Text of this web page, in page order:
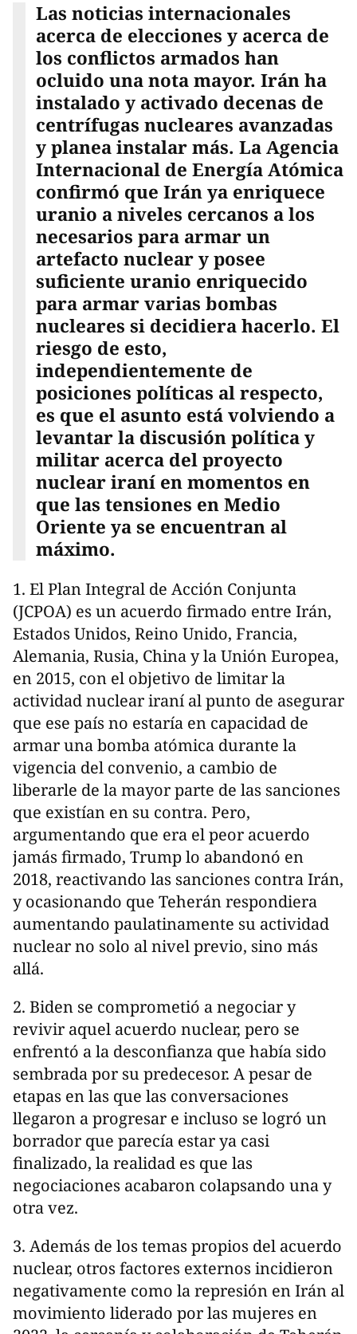
Las noticias internacionales
acerca de elecciones y acerca de
los conflictos armados han
ocluido una nota mayor. Irán ha
instalado y activado decenas de
centrífugas nucleares avanzadas
y planea instalar más. La Agencia
Internacional de Energía Atómica
confirmó que Irán ya enriquece
uranio a niveles cercanos a los
necesarios para armar un
artefacto nuclear y posee
suficiente uranio enriquecido
para armar varias bombas
nucleares si decidiera hacerlo. El
riesgo de esto,
independientemente de
posiciones políticas al respecto,
es que el asunto está volviendo a
levantar la discusión política y
militar acerca del proyecto
nuclear iraní en momentos en
que las tensiones en Medio
Oriente ya se encuentran al
máximo.
1. El Plan Integral de Acción Conjunta
(JCPOA) es un acuerdo firmado entre Irán,
Estados Unidos, Reino Unido, Francia,
Alemania, Rusia, China y la Unión Europea,
en 2015, con el objetivo de limitar la
actividad nuclear iraní al punto de asegurar
que ese país no estaría en capacidad de
armar una bomba atómica durante la
vigencia del convenio, a cambio de
liberarle de la mayor parte de las sanciones
que existían en su contra. Pero,
argumentando que era el peor acuerdo
jamás firmado, Trump lo abandonó en
2018, reactivando las sanciones contra Irán,
y ocasionando que Teherán respondiera
aumentando paulatinamente su actividad
nuclear no solo al nivel previo, sino más
allá.
2. Biden se comprometió a negociar y
revivir aquel acuerdo nuclear, pero se
enfrentó a la desconfianza que había sido
sembrada por su predecesor. A pesar de
etapas en las que las conversaciones
llegaron a progresar e incluso se logró un
borrador que parecía estar ya casi
finalizado, la realidad es que las
negociaciones acabaron colapsando una y
otra vez.
3. Además de los temas propios del acuerdo
nuclear, otros factores externos incidieron
negativamente como la represión en Irán al
movimiento liderado por las mujeres en